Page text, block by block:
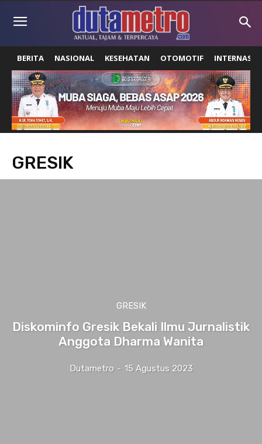
BERITA NASIONAL KESEHATAN OTOMOTIF
GRESIK
GRESIK
Diskominfo Gresik Bekali Ilmu Jurnalistik
Anggota Dharma Wanita
Dutametro - 15 Agustus 2023